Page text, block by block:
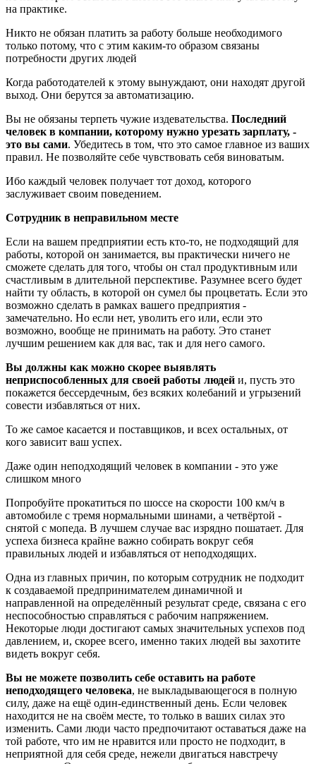
на практике.
Никто не обязан платить за работу больше необходимого
только потому, что с этим каким-то образом связаны
потребности других людей
Когда работодателей к этому вынуждают, они находят другой
выход. Они берутся за автоматизацию.
Вы не обязаны терпеть чужие издевательства. Последний
человек в компании, которому нужно урезать зарплату, -
это вы сами. Убедитесь в том, что это самое главное из ваших
правил. Не позволяйте себе чувствовать себя виноватым.
Ибо каждый человек получает тот доход, которого
заслуживает своим поведением.
Сотрудник в неправильном месте
Если на вашем предприятии есть кто-то, не подходящий для
работы, которой он занимается, вы практически ничего не
сможете сделать для того, чтобы он стал продуктивным или
счастливым в длительной перспективе. Разумнее всего будет
найти ту область, в которой он сумел бы процветать. Если это
возможно сделать в рамках вашего предприятия -
замечательно. Но если нет, уволить его или, если это
возможно, вообще не принимать на работу. Это станет
лучшим решением как для вас, так и для него самого.
Вы должны как можно скорее выявлять
неприспособленных для своей работы людей и, пусть это
покажется бессердечным, без всяких колебаний и угрызений
совести избавляться от них.
То же самое касается и поставщиков, и всех остальных, от
кого зависит ваш успех.
Даже один неподходящий человек в компании - это уже
слишком много
Попробуйте прокатиться по шоссе на скорости 100 км/ч в
автомобиле с тремя нормальными шинами, а четвёртой -
снятой с мопеда. В лучшем случае вас изрядно пошатает. Для
успеха бизнеса крайне важно собирать вокруг себя
правильных людей и избавляться от неподходящих.
Одна из главных причин, по которым сотрудник не подходит
к создаваемой предпринимателем динамичной и
направленной на определённый результат среде, связана с его
неспособностью справляться с рабочим напряжением.
Некоторые люди достигают самых значительных успехов под
давлением, и, скорее всего, именно таких людей вы захотите
видеть вокруг себя.
Вы не можете позволить себе оставить на работе
неподходящего человека, не выкладывающегося в полную
силу, даже на ещё один-единственный день. Если человек
находится не на своём месте, то только в ваших силах это
изменить. Сами люди часто предпочитают оставаться даже на
той работе, что им не нравится или просто не подходит, в
неприятной для себя среде, нежели двигаться навстречу